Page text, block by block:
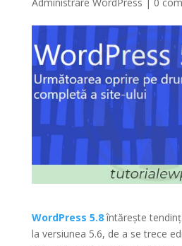
WordPress 5.8întărește
la versiunea 5.6, de a se trece